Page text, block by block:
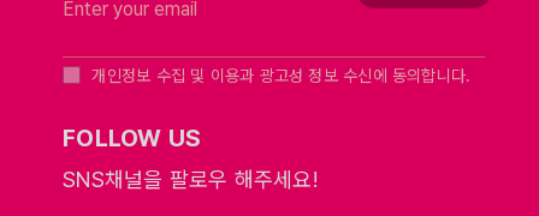
개인정보 수집 및 이용과 광고성 정보 수신에 동의합니다.
FOLLOW US
SNS채널을 팔로우 해주세요!